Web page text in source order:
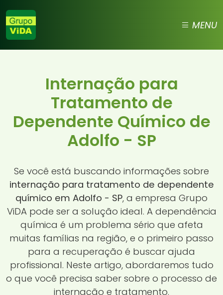
MENU
Internação para
Tratamento de
Dependente Químico de
Adolfo - SP
Se você está buscando informações sobre
internação para tratamento de dependente
químico em Adolfo - SP, a empresa Grupo
ViDA pode ser a solução ideal. A dependência
química é um problema sério que afeta
muitas famílias na região, e o primeiro passo
para a recuperação é buscar ajuda
profissional. Neste artigo, abordaremos tudo
o que você precisa saber sobre o processo de
internação e tratamento.